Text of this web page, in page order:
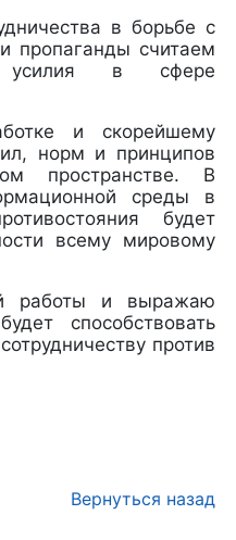
в борьбе с
пропаганды считаем
усилия в сфере
и скорейшему
норм и принципов
пространстве. В
среды в
будет
всему мировому
работы и выражаю
способствовать
против
Вернуться назад